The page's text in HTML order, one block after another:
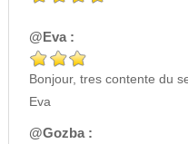
@Eva :
Bonjour, tres contente du
Eva
@Gozba :